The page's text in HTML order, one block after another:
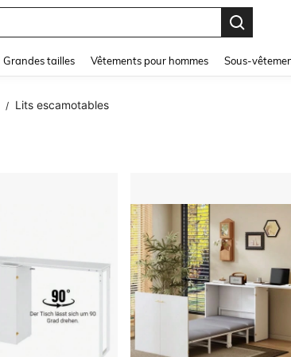
Grandes tailles Vêtements pour hommes Sous-
/ Lits escamotables